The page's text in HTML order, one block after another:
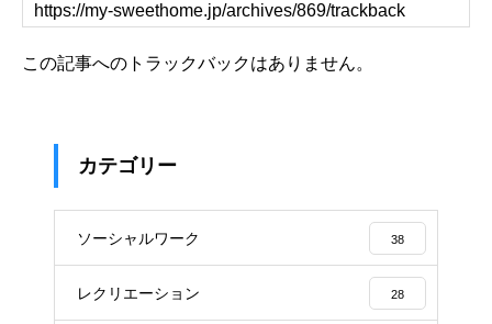
この記事へのトラックバックはありません。
カテゴリー
ソーシャルワーク 38
レクリエーション 28